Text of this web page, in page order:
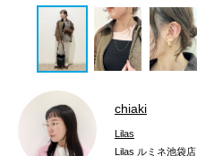
chiaki
Lilas
Lilas ルミネ池袋店